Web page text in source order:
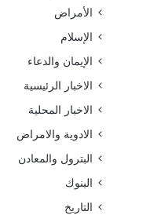
الأمراض
الإسلام
الإيمان والدعاء
الاخبار الرئيسية
الاخبار المحلية
الادوية والامراض
البترول والمعادن
البنوك
التاريخ